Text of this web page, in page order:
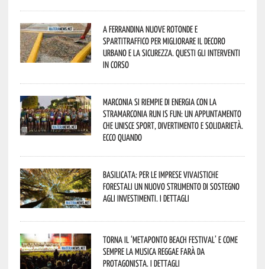
A Ferrandina nuove rotonde e
spartitraffico per migliorare il decoro
urbano e la sicurezza. Questi gli interventi
in corso
Marconia si riempie di energia con la
StraMarconia Run is Fun: un appuntamento
che unisce sport, divertimento e solidarietà.
Ecco quando
Basilicata: per le imprese vivaistiche
forestali un nuovo strumento di sostegno
agli investimenti. I dettagli
Torna il ‘Metaponto beach festival’ e come
sempre la musica reggae farà da
protagonista. I dettagli